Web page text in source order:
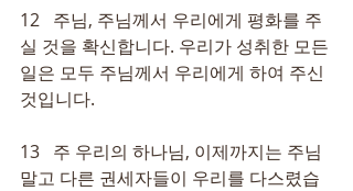
12   주님, 주님께서 우리에게 평화를 주
실 것을 확신합니다. 우리가 성취한 모든
일은 모두 주님께서 우리에게 하여 주신
것입니다.
13   주 우리의 하나님, 이제까지는 주님
말고 다른 권세자들이 우리를 다스렸습